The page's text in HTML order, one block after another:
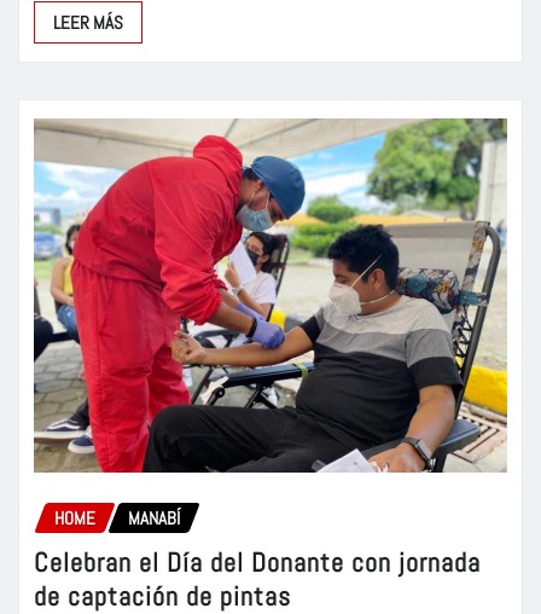
LEER MÁS
HOME MANABÍ
Celebran el Día del Donante con jornada
de captación de pintas